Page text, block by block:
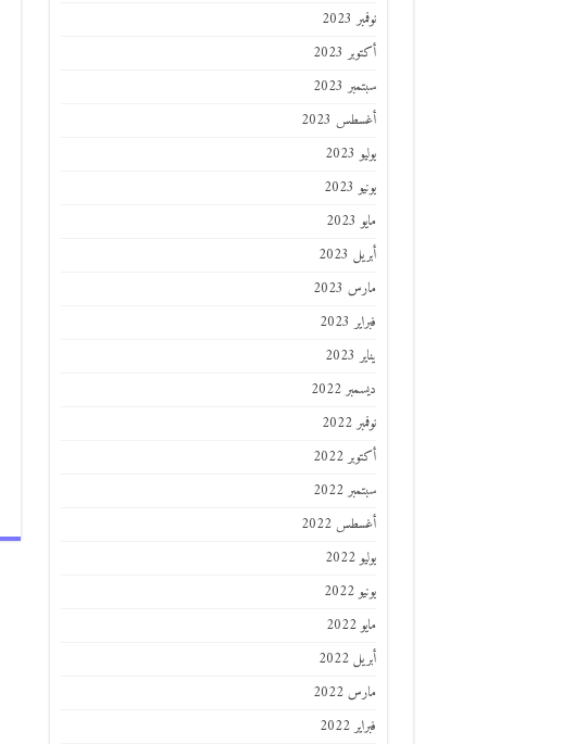
نوفمبر 2023
أكتوبر 2023
سبتمبر 2023
أغسطس 2023
يوليو 2023
يونيو 2023
مايو 2023
أبريل 2023
مارس 2023
فبراير 2023
يناير 2023
ديسمبر 2022
نوفمبر 2022
أكتوبر 2022
سبتمبر 2022
أغسطس 2022
يوليو 2022
يونيو 2022
مايو 2022
أبريل 2022
مارس 2022
فبراير 2022